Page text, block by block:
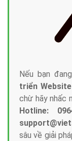
Nếu bạn
triển
chừ hãy nhấc
Hotline:
sâu về giải